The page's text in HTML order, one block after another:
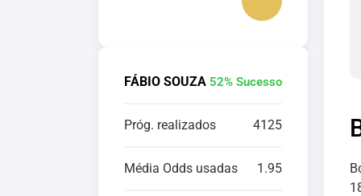
FÁBIO SOUZA 52% Sucesso
Próg. realizados 4125
Média Odds usadas 1.95